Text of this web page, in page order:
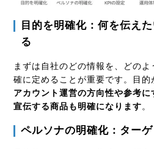
目的を明確化：何を伝え
る
まずは自社のどの情報を、どの
確に定めることが重要です。目的
アカウント運営の方向性や参考に
宣伝する商品も明確になります。
ペルソナの明確化：ター